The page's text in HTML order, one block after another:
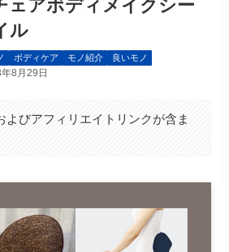
ェアボディメイクシー
ル
ボディケア モノ紹介 良いモノ
8月29日
よびアフィリエイトリンクが含ま